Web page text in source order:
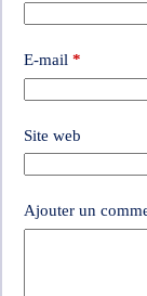
E-mail *
Site web
Ajouter un